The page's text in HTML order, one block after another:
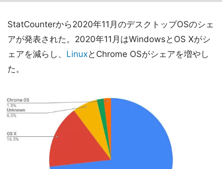
StatCounterから2020年11月のデスクトップOSのシェ
アが発表された。2020年11月はWindowsとOS Xがシ
ェアを減らし、 LinuxとChrome OSがシェアを増やし
た。